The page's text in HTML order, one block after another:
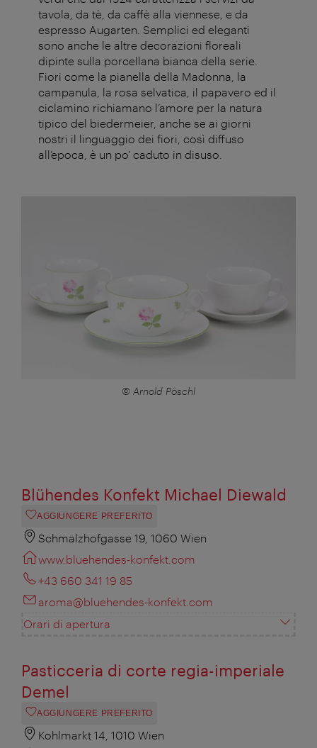
tavola, da tè, da caffè alla viennese, e da
espresso Augarten. Semplici ed eleganti
sono anche le altre decorazioni floreali
dipinte sulla porcellana bianca della serie.
Fiori come la pianella della Madonna, la
campanula, la rosa selvatica, il papavero ed il
ciclamino richiamano l’amore per la natura
tipico del biedermeier, anche se ai giorni
nostri il linguaggio dei fiori, così diffuso
all’epoca, è un po’ caduto in disuso.
© Arnold Pöschl
Blühendes Konfekt Michael Diewald
AGGIUNGERE PREFERITO
Schmalzhofgasse 19, 1060 Wien
www.bluehendes-konfekt.com
+43 660 341 19 85
aroma@bluehendes-konfekt.com
Orari di apertura
Pasticceria di corte regia-imperiale
Demel
AGGIUNGERE PREFERITO
Kohlmarkt 14, 1010 Wien